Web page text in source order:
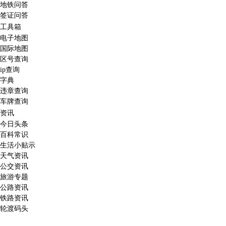
地铁问答
签证问答
工具箱
电子地图
国际地图
区号查询
ip查询
字典
违章查询
车牌查询
资讯
今日头条
百科常识
生活小贴示
天气资讯
公交资讯
旅游专题
公路资讯
铁路资讯
轮渡码头